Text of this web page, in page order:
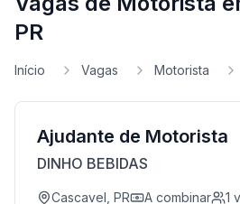
PR
Início Vagas Motorista
Ajudante de Motorista
DINHO BEBIDAS
Cascavel, PR A combinar 1